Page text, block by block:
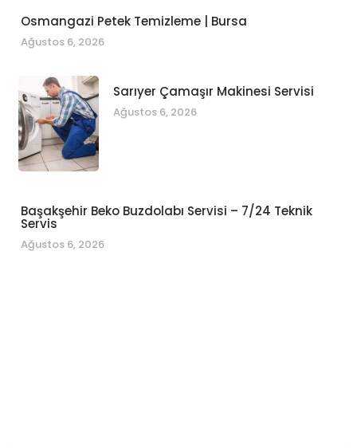
Osmangazi Petek Temizleme | Bursa
Ağustos 6, 2026
Sarıyer Çamaşır Makinesi Servisi
Ağustos 6, 2026
Başakşehir Beko Buzdolabı Servisi – 7/24 Teknik
Servis
Ağustos 6, 2026